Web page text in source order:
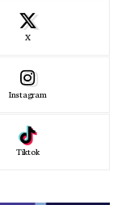
X
Instagram
Tiktok